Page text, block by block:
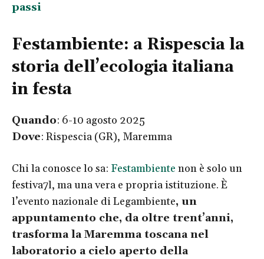
passi
Festambiente: a Rispescia la
storia dell’ecologia italiana
in festa
Quando: 6-10 agosto 2025
Dove: Rispescia (GR), Maremma
Chi la conosce lo sa: Festambiente non è solo un
festiva7l, ma una vera e propria istituzione. È
l’evento nazionale di Legambiente, un
appuntamento che, da oltre trent’anni,
trasforma la Maremma toscana nel
laboratorio a cielo aperto della